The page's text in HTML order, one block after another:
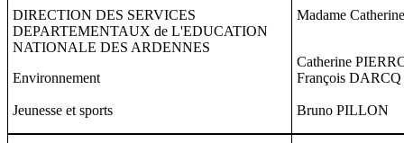
DIRECTION DES SERVICES
DEPARTEMENTAUX de L'EDUCATION
NATIONALE DES ARDENNES
Environnement
Jeunesse et sports
Madame
Catherine
François DARCQ
Bruno PILLON